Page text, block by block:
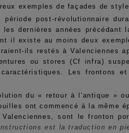
exemples de façades de
post-révolutionnaire
les dernières années
il existe au moins deux
ils restés à Valenciennes
ou stores (Cf infra)
Les frontons
du « retour à l'antique »
ont commencé à la même
sont le fronton
est la traduction en